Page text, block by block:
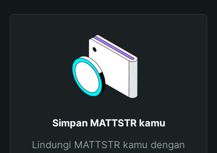
Simpan MATTSTR kamu
Lindungi MATTSTR kamu dengan